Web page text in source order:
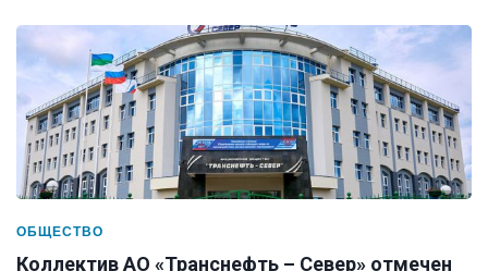
ОБЩЕСТВО
Коллектив АО «Транснефть – Север» отмечен